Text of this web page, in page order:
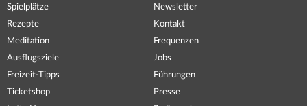
Spielplätze
Rezepte
Meditation
Ausflugsziele
Freizeit-Tipps
Ticketshop
Newsletter
Kontakt
Frequenzen
Jobs
Führungen
Presse